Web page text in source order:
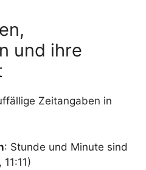
und ihre
Zeitangaben in
: Stunde und Minute sind